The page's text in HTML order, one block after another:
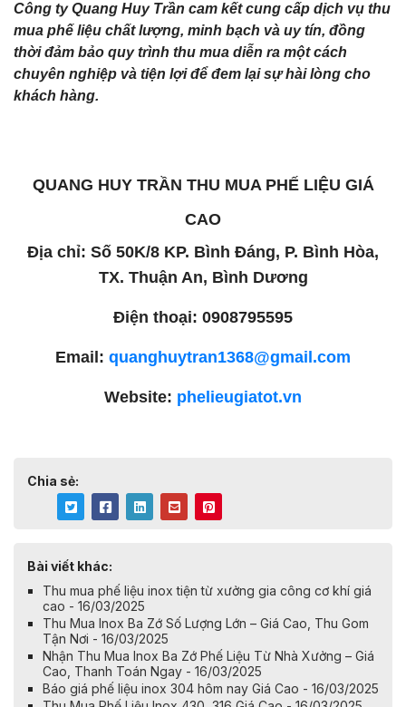
Công ty Quang Huy Trần cam kết cung cấp dịch vụ thu
mua phế liệu chất lượng, minh bạch và uy tín, đồng
thời đảm bảo quy trình thu mua diễn ra một cách
chuyên nghiệp và tiện lợi để đem lại sự hài lòng cho
khách hàng.
QUANG HUY TRẦN THU MUA PHẾ LIỆU GIÁ
CAO
Địa chỉ: Số 50K/8 KP. Bình Đáng, P. Bình Hòa,
TX. Thuận An, Bình Dương
Điện thoại: 0908795595
Email: quanghuytran1368@gmail.com
Website: phelieugiatot.vn
Chia sẻ:
Bài viết khác:
Thu mua phế liệu inox tiện từ xưởng gia công cơ khí giá
cao - 16/03/2025
Thu Mua Inox Ba Zớ Số Lượng Lớn – Giá Cao, Thu Gom
Tận Nơi - 16/03/2025
Nhận Thu Mua Inox Ba Zớ Phế Liệu Từ Nhà Xưởng – Giá
Cao, Thanh Toán Ngay - 16/03/2025
Báo giá phế liệu inox 304 hôm nay Giá Cao - 16/03/2025